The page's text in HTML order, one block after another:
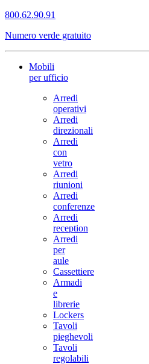
800.62.90.91
Numero verde gratuito
Mobili
per ufficio
Arredi
operativi
Arredi
direzionali
Arredi
con
vetro
Arredi
riunioni
Arredi
conferenze
Arredi
reception
Arredi
per
aule
Cassettiere
Armadi
e
librerie
Lockers
Tavoli
pieghevoli
Tavoli
regolabili